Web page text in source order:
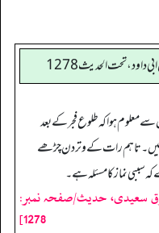
، تحت الحديث 1278
معلوم ہوا کہ طلوع فجر کے بعد
تاہم رات کے وتر دن چڑھے
سببی نماز کا مسئلہ ہے۔
سعیدی، حدیث/صفحہ نمبر:
1278]